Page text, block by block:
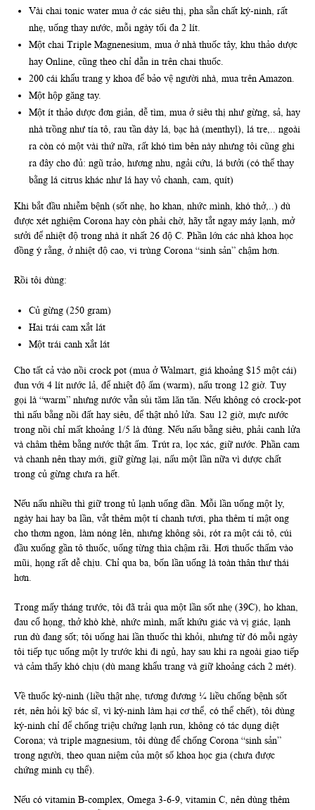
Vài chai tonic water mua ở các siêu thị, pha sẵn chất ký-ninh, rất
nhẹ, uống thay nước, mỗi ngày tối đa 2 lít.
Một chai Triple Magnenesium, mua ở nhà thuốc tây, khu thảo dược
hay Online, cũng theo chỉ dẫn in trên chai thuốc.
200 cái khẩu trang y khoa để bảo vệ người nhà, mua trên Amazon.
Một hộp găng tay.
Một ít thảo dược đơn giản, dễ tìm, mua ở siêu thị như gừng, sả, hay
nhà trồng như tía tô, rau tần dày lá, bạc hà (menthyl), lá tre,.. ngoài
ra còn có một vài thứ nữa, rất khó tìm bên này nhưng tôi cũng ghi
ra đây cho đủ: ngũ trảo, hương nhu, ngải cứu, lá bưởi (có thể thay
bằng lá citrus khác như lá hay vỏ chanh, cam, quít)
Khi bắt đầu nhiễm bệnh (sốt nhẹ, ho khan, nhức mình, khó thở,..) dù
được xét nghiệm Corona hay còn phải chờ, hãy tắt ngay máy lạnh, mở
sưởi để nhiệt độ trong nhà ít nhất 26 độ C. Phần lớn các nhà khoa học
đồng ý rằng, ở nhiệt độ cao, vi trùng Corona “sinh sản” chậm hơn.
Rồi tôi dùng:
Củ gừng (250 gram)
Hai trái cam xắt lát
Một trái canh xắt lát
Cho tất cả vào nồi crock pot (mua ở Walmart, giá khoảng $15 một cái)
đun với 4 lít nước lả, để nhiệt độ ấm (warm), nấu trong 12 giờ. Tuy
gọi là “warm” nhưng nước vẫn sủi tăm lăn tăn. Nếu không có crock-pot
thì nấu bằng nồi đất hay siêu, để thật nhỏ lửa. Sau 12 giờ, mực nước
trong nồi chỉ mất khoảng 1/5 là đúng. Nếu nấu bằng siêu, phải canh lửa
và châm thêm bằng nước thật ấm. Trút ra, lọc xác, giữ nước. Phần cam
và chanh nên thay mới, giữ gừng lại, nấu một lần nữa vì dược chất
trong củ gừng chưa ra hết.
Nếu nấu nhiều thì giữ trong tủ lạnh uống dần. Mỗi lần uống một ly,
ngày hai hay ba lần, vắt thêm một tí chanh tươi, pha thêm tí mật ong
cho thơm ngon, làm nóng lên, nhưng không sôi, rót ra một cái tô, cúi
đầu xuống gần tô thuốc, uống từng thìa chậm rãi. Hơi thuốc thấm vào
mũi, họng rất dễ chịu. Chỉ qua ba, bốn lần uống là toàn thân thư thái
hơn.
Trong mấy tháng trước, tôi đã trải qua một lần sốt nhẹ (39C), ho khan,
đau cổ họng, thở khò khè, nhức mình, mất khứu giác và vị giác, lạnh
run dù đang sốt; tôi uống hai lần thuốc thì khỏi, nhưng từ đó mỗi ngày
tôi tiếp tục uống một ly trước khi đi ngủ, hay sau khi ra ngoài giao tiếp
và cảm thấy khó chịu (dù mang khẩu trang và giữ khoảng cách 2 mét).
Về thuốc ký-ninh (liều thật nhẹ, tương đương ¼ liều chống bệnh sốt
rét, nên hỏi kỹ bác sĩ, vì ký-ninh làm hại cơ thể, có thể chết), tôi dùng
ký-ninh chỉ để chống triệu chứng lạnh run, không có tác dụng diệt
Corona; và triple magnesium, tôi dùng để chống Corona “sinh sản”
trong người, theo quan niệm của một số khoa học gia (chưa được
chứng minh cụ thể).
Nếu có vitamin B-complex, Omega 3-6-9, vitamin C, nên dùng thêm